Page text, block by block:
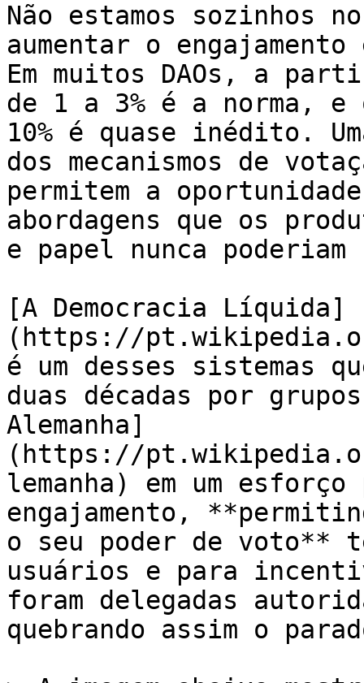
Não estamos sozinhos
aumentar o
Em muitos DAOs, a
de 1 a 3% é a norma, e
10% é quase inédito.
dos mecanismos de
permitem a
abordagens que os
e papel nunca
[A Democracia Líquida]
(https://
é um desses sistemas
duas décadas por
Alemanha]
(https://
lemanha) em um
engajamento,
o seu poder de voto**
usuários e para
foram delegadas
quebrando assim o